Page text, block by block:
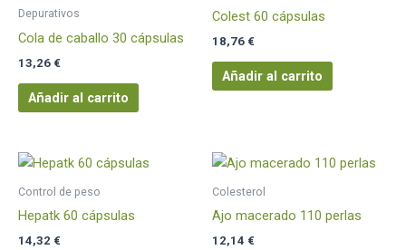
Depurativos
Cola de caballo 30 cápsulas
13,26 €
Añadir al carrito
Colest 60 cápsulas
18,76 €
Añadir al carrito
Control de peso
Hepatk 60 cápsulas
14,32 €
Colesterol
Ajo macerado 110 perlas
12,14 €